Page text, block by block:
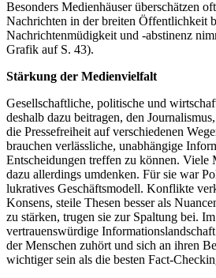
Besonders Medienhäuser überschätzen
Nachrichten in der breiten Öffentlichkeit
Nachrichtenmüdigkeit und -abstinenz
Grafik auf S. 43).
Stärkung der Medienvielfalt
Gesellschaftliche, politische und
deshalb dazu beitragen, den
die Pressefreiheit auf verschiedenen
brauchen verlässliche, unabhängige
Entscheidungen treffen zu können. Viele
dazu allerdings umdenken. Für sie war
lukratives Geschäftsmodell. Konflikte
Konsens, steile Thesen besser als
zu stärken, trugen sie zur Spaltung bei.
vertrauenswürdige
der Menschen zuhört und sich an ihren
wichtiger sein als die besten Fact-